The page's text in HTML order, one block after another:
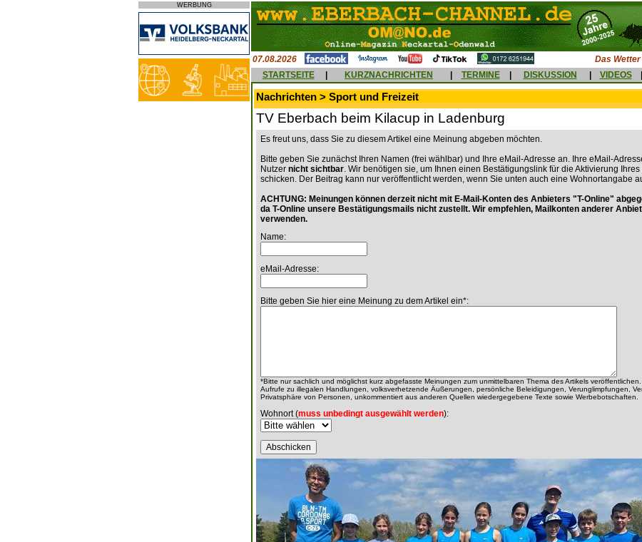
WERBUNG
07.08.2026 Das
STARTSEITE
KURZNACHRICHTEN TERMINE DISKUSSION VIDEOS
Nachrichten > Sport und Freizeit
TV Eberbach beim Kilacup in Ladenburg
Es freut uns, dass Sie zu diesem Artikel eine Meinung abgeben möchten.
Bitte geben Sie zunächst Ihren Namen (frei wählbar) und Ihre eMail-Adresse an. Ihre eMail-
Nutzer nicht sichtbar. Wir benötigen sie, um Ihnen einen Bestätigungslink für die Aktivierung Ihres
schicken. Der Beitrag kann nur veröffentlicht werden, wenn Sie unten auch eine Wohnortangabe
ACHTUNG: Meinungen können derzeit nicht mit E-Mail-Konten des Anbieters "T-Online"
da T-Online unsere Bestätigungsmails nicht zustellt. Wir empfehlen, Mailkonten anderer
verwenden.
Name:
eMail-Adresse:
Bitte geben Sie hier eine Meinung zu dem Artikel ein*:
*Bitte nur sachlich und möglichst kurz abgefasste Meinungen zum unmittelbaren Thema des Artikels
Aufrufe zu illegalen Handlungen, volksverhetzende Äußerungen, persönliche Beleidigungen, Verunglimpfungen,
Privatsphäre von Personen, unkommentiert aus anderen Quellen wiedergegebene Texte sowie Werbebotschaften.
Wohnort (muss unbedingt ausgewählt werden):